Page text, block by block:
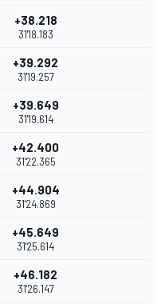
+38.218
31'18.183
+39.292
31'19.257
+39.649
31'19.614
+42.400
31'22.365
+44.904
31'24.869
+45.649
31'25.614
+46.182
31'26.147